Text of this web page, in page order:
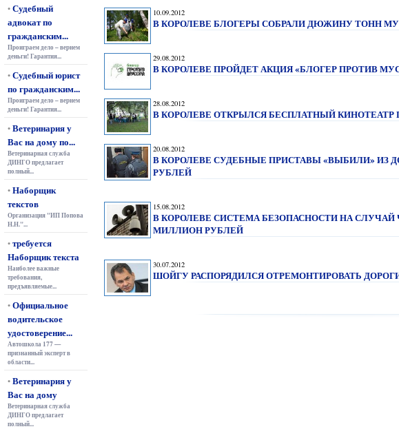
•Судебный
адвокат по
гражданским...
Проиграем дело – вернем
деньги! Гарантия...
•Судебный юрист
по гражданским...
Проиграем дело – вернем
деньги! Гарантия...
•Ветеринария у
Вас на дому по...
Ветеринарная служба
ДИНГО предлагает
полный...
•Наборщик
текстов
Организация "ИП Попова
Н.Н."...
•требуется
Наборщик текста
Наиболее важные
требования,
предъявляемые...
•Официальное
водительское
удостоверение...
Автошкола 177 —
признанный эксперт в
области...
•Ветеринария у
Вас на дому
Ветеринарная служба
ДИНГО предлагает
полный...
10.09.2012
В КОРОЛЕВЕ БЛОГЕРЫ СОБРАЛИ ДЮЖИНУ ТОНН
29.08.2012
В КОРОЛЕВЕ ПРОЙДЕТ АКЦИЯ «БЛОГЕР ПРОТИВ
28.08.2012
В КОРОЛЕВЕ ОТКРЫЛСЯ БЕСПЛАТНЫЙ
20.08.2012
В КОРОЛЕВЕ СУДЕБНЫЕ ПРИСТАВЫ «ВЫБИЛИ»
РУБЛЕЙ
15.08.2012
В КОРОЛЕВЕ СИСТЕМА БЕЗОПАСНОСТИ НА СЛУЧАЙ
МИЛЛИОН РУБЛЕЙ
30.07.2012
ШОЙГУ РАСПОРЯДИЛСЯ ОТРЕМОНТИРОВАТЬ